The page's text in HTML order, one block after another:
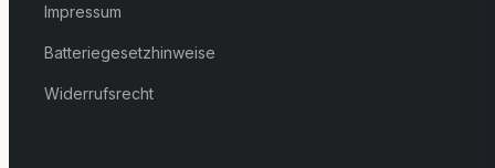
Impressum
Batteriegesetzhinweise
Widerrufsrecht